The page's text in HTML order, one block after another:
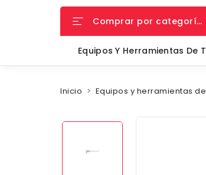
Comprar por categorías
Equipos Y Herramientas De
Inicio Equipos y herramientas